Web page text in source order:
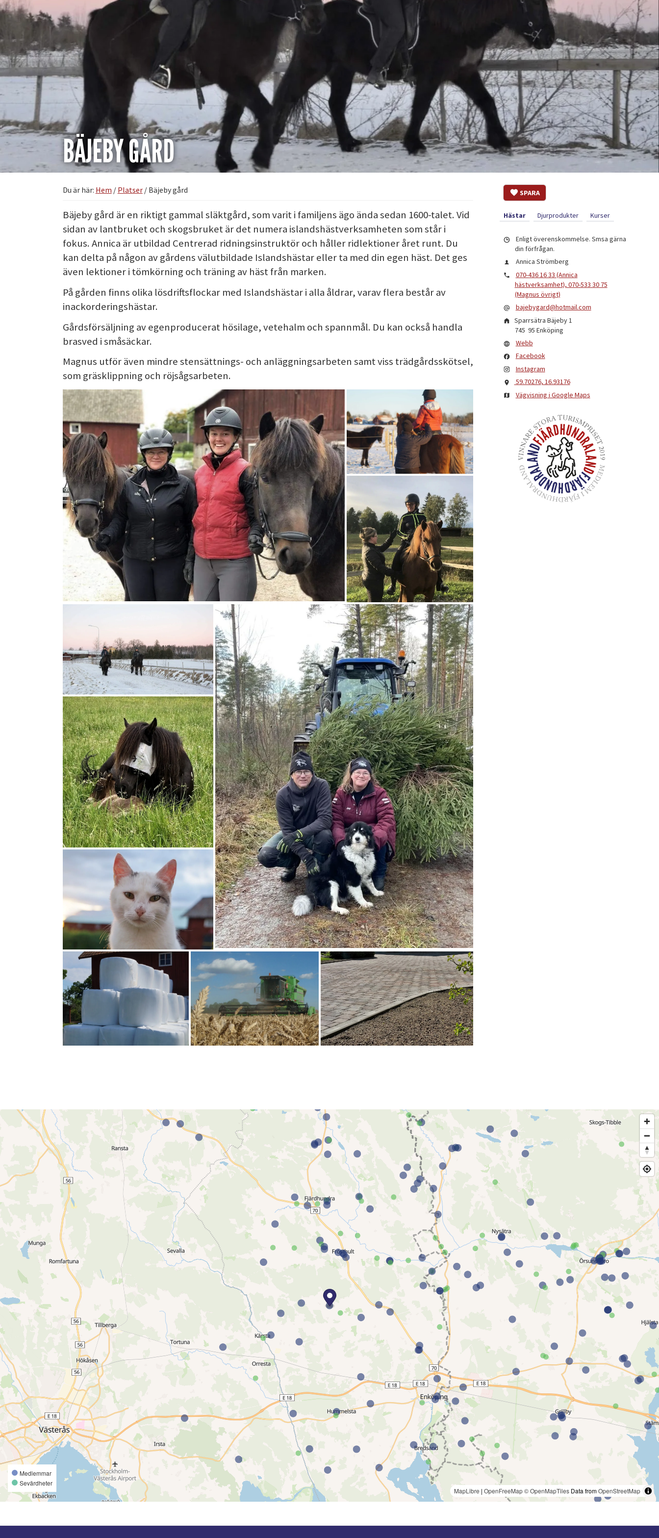
BÄJEBY GÅRD
Du är här: Hem / Platser /Bäjeby gård
Bäjeby gård är en riktigt gammal släktgård, som varit i familjens ägo ända sedan 1600-talet. Vid
sidan av lantbruket och skogsbruket är det numera islandshästverksamheten som står i
fokus. Annica är utbildad Centrerad ridningsinstruktör och håller ridlektioner året runt. Du
kan delta på någon av gårdens välutbildade Islandshästar eller ta med din egen häst. Det ges
även lektioner i tömkörning och träning av häst från marken.
På gården finns olika lösdriftsflockar med Islandshästar i alla åldrar, varav flera består av
inackorderingshästar.
Gårdsförsäljning av egenproducerat hösilage, vetehalm och spannmål. Du kan också handla
brasved i småsäckar.
Magnus utför även mindre stensättnings- och anläggningsarbeten samt viss trädgårdsskötsel,
som gräsklippning och röjsågsarbeten.
SPARA
Hästar Djurprodukter Kurser
Enligt överenskommelse. Smsa gärna
din förfrågan.
Annica Strömberg
070-436 16 33 (Annica
hästverksamhet), 070-533 30 75
(Magnus övrigt)
bajebygard@hotmail.com
Sparrsätra Bäjeby 1
745 95 Enköping
Webb
Facebook
Instagram
59.70276, 16.93176
Vägvisning i Google Maps
Medlemmar
Sevärdheter
MapLibre | OpenFreeMap© OpenMapTiles Data fromOpenStreetMap